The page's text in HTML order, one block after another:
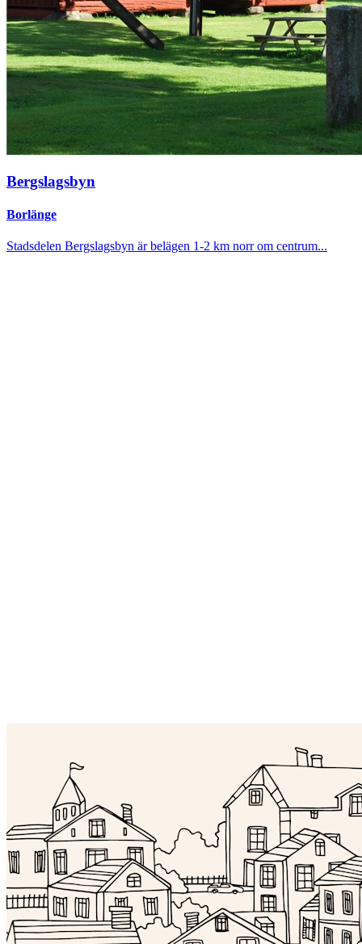
Bergslagsbyn
Borlänge
Stadsdelen Bergslagsbyn är belägen 1-2 km norr om centrum...